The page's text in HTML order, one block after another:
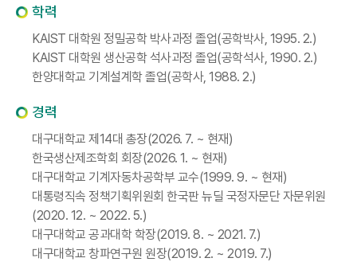
학력
KAIST 대학원 정밀공학 박사과정 졸업(공학박사, 1995. 2.)
KAIST 대학원 생산공학 석사과정 졸업(공학석사, 1990. 2.)
한양대학교 기계설계학 졸업(공학사, 1988. 2.)
경력
대구대학교 제14대 총장(2026. 7. ~ 현재)
한국생산제조학회 회장(2026. 1. ~ 현재)
대구대학교 기계자동차공학부 교수(1999. 9. ~ 현재)
대통령직속 정책기획위원회 한국판 뉴딜 국정자문단 자문위원
(2020. 12. ~ 2022. 5.)
대구대학교 공과대학 학장(2019. 8. ~ 2021. 7.)
대구대학교 창파연구원 원장(2019. 2. ~ 2019. 7.)